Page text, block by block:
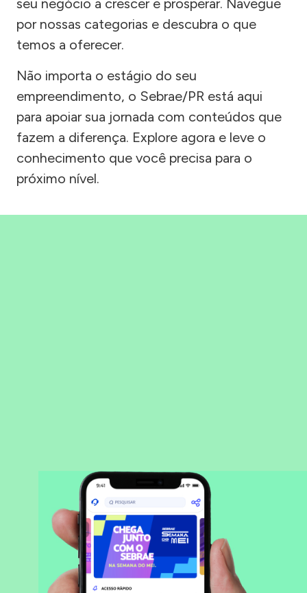
seu negócio a crescer e prosperar. Navegue
por nossas categorias e descubra o que
temos a oferecer.
Não importa o estágio do seu
empreendimento, o Sebrae/PR está aqui
para apoiar sua jornada com conteúdos que
fazem a diferença. Explore agora e leve o
conhecimento que você precisa para o
próximo nível.